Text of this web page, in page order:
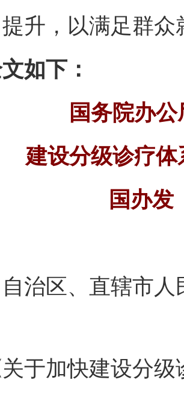
升，以满足群
下：
国务院办
建设分级诊疗
国办发
治区、直辖市
加快建设分级